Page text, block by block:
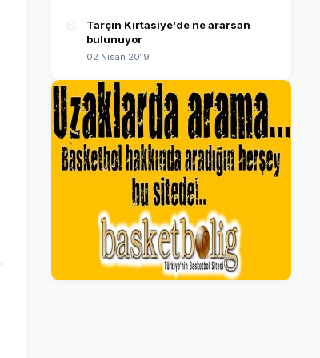
Tarçın Kırtasiye'de ne ararsan
bulunuyor
02 Nisan 2019